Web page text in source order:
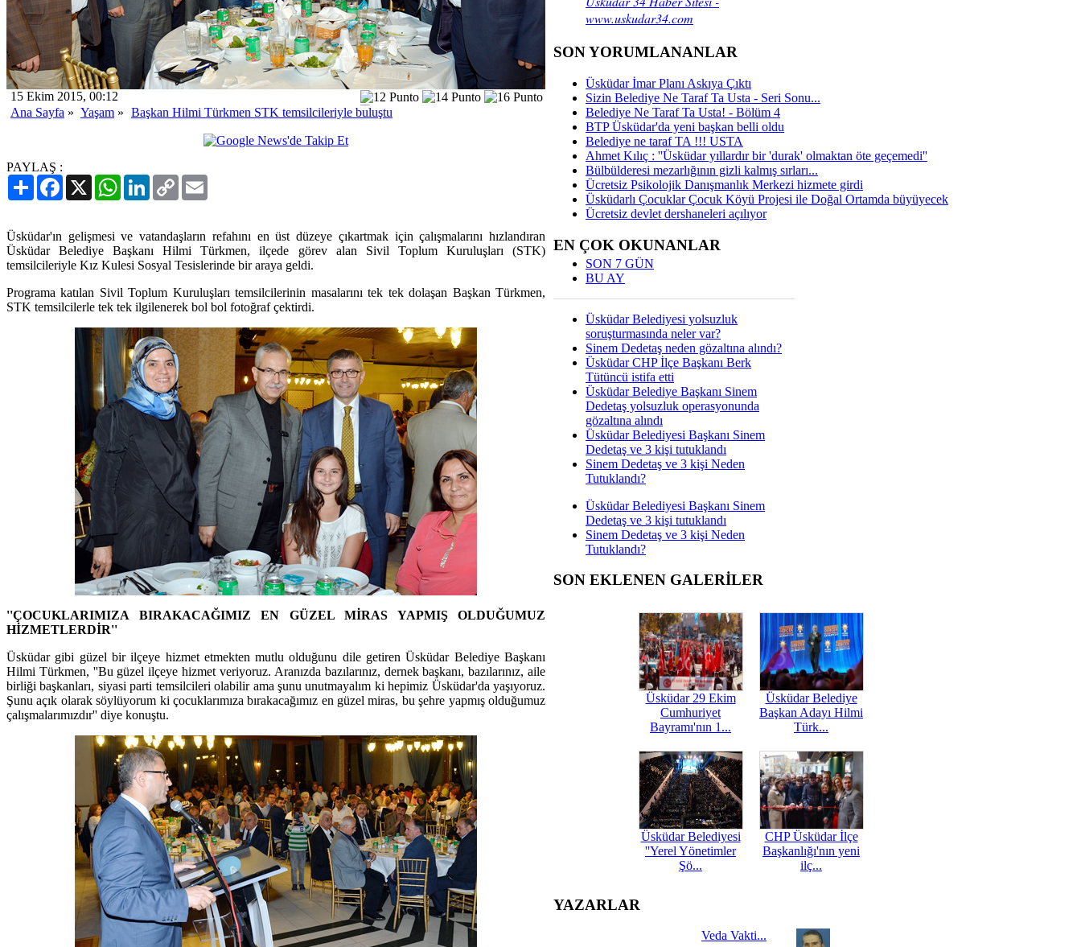
15 Ekim 2015, 00:12
Ana Sayfa » Yaşam » Başkan Hilmi Türkmen STK temsilcileriyle buluştu
PAYLAŞ :
PaylaşFacebook
X WhatsAppLinkedIn
Copy
Link
Üsküdar'ın gelişmesi ve vatandaşların refahını en üst düzeye çıkartmak için çalışmalarını hızlandıran
Üsküdar Belediye Başkanı Hilmi Türkmen, ilçede görev alan Sivil Toplum Kuruluşları (STK)
temsilcileriyle Kız Kulesi Sosyal Tesislerinde bir araya geldi.
Programa katılan Sivil Toplum Kuruluşları temsilcilerinin masalarını tek tek dolaşan Başkan Türkmen,
STK temsilcilerle tek tek ilgilenerek bol bol fotoğraf çektirdi.
''ÇOCUKLARIMIZA BIRAKACAĞIMIZ EN GÜZEL MİRAS YAPMIŞ OLDUĞUMUZ
HİZMETLERDİR''
Üsküdar gibi güzel bir ilçeye hizmet etmekten mutlu olduğunu dile getiren Üsküdar Belediye Başkanı
Hilmi Türkmen, ''Bu güzel ilçeye hizmet veriyoruz. Aranızda bazılarınız, dernek başkanı, bazılarınız, aile
birliği başkanları, siyasi parti temsilcileri olabilir ama şunu unutmayalım ki hepimiz Üsküdar'da yaşıyoruz.
Şunu açık olarak söylüyorum ki çocuklarımıza bırakacağımız en güzel miras, bu şehre yapmış olduğumuz
çalışmalarımızdır'' diye konuştu.
www.uskudar34.com
SON YORUMLANANLAR
Üsküdar İmar Planı Askıya Çıktı
Sizin Belediye Ne Taraf Ta Usta - Seri Sonu...
Belediye Ne Taraf Ta Usta! - Bölüm 4
BTP Üsküdar'da yeni başkan belli oldu
Belediye ne taraf TA !!! USTA
Ahmet Kılıç : ''Üsküdar yıllardır bir 'durak' olmaktan öte geçemedi''
Bülbülderesi mezarlığının gizli kalmış sırları...
Ücretsiz Psikolojik Danışmanlık Merkezi hizmete girdi
Üsküdarlı Çocuklar Çocuk Köyü Projesi ile Doğal Ortamda büyüyecek
Ücretsiz devlet dershaneleri açılıyor
EN ÇOK OKUNANLAR
SON 7 GÜN
BU AY
Üsküdar Belediyesi yolsuzluk
soruşturmasında neler var?
Sinem Dedetaş neden gözaltına alındı?
Üsküdar CHP İlçe Başkanı Berk
Tütüncü istifa etti
Üsküdar Belediye Başkanı Sinem
Dedetaş yolsuzluk operasyonunda
gözaltına alındı
Üsküdar Belediyesi Başkanı Sinem
Dedetaş ve 3 kişi tutuklandı
Sinem Dedetaş ve 3 kişi Neden
Tutuklandı?
Üsküdar Belediyesi Başkanı Sinem
Dedetaş ve 3 kişi tutuklandı
Sinem Dedetaş ve 3 kişi Neden
Tutuklandı?
SON EKLENEN GALERİLER
Üsküdar 29 Ekim
Cumhuriyet
Bayramı'nın 1...
Üsküdar Belediye
Başkan Adayı Hilmi
Türk...
Üsküdar Belediyesi
''Yerel Yönetimler
Şö...
CHP Üsküdar İlçe
Başkanlığı'nın yeni
ilç...
YAZARLAR
Veda Vakti...